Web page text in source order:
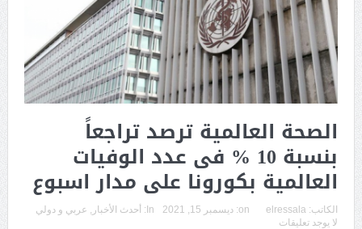
الصحة العالمية ترصد تراجعاً
بنسبة 10 % فى عدد الوفيات
العالمية بكورونا على مدار اسبوع
الكاتب: elressala
on: ديسمبر 15, 2021 In: أحدث الأخبار
عربي و دولي
لا يوجد تعليقات